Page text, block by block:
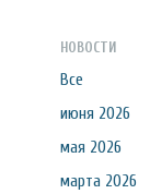
НОВОСТИ
Все
июня 2026
мая 2026
марта 2026